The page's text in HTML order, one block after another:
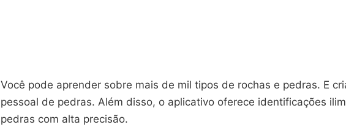
Você pode aprender sobre mais de mil tipos de rochas e pedras. E
pessoal de pedras. Além disso, o aplicativo oferece identificações
pedras com alta precisão.